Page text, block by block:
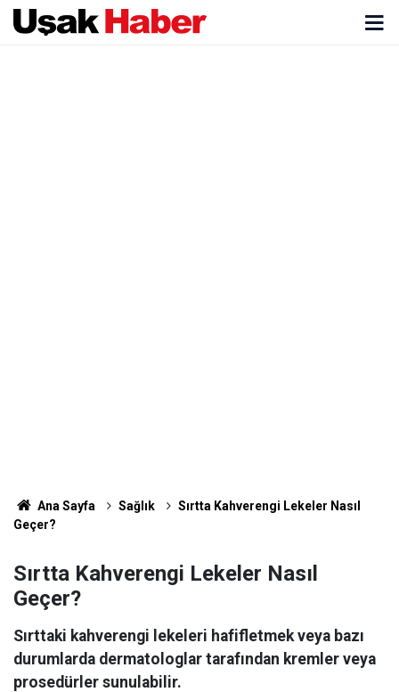
Ana Sayfa Sağlık
Sırtta Kahverengi Lekeler Nasıl
Geçer?
Sırtta Kahverengi Lekeler Nasıl
Geçer?
Sırttaki kahverengi lekeleri hafifletmek veya bazı
durumlarda dermatologlar tarafından kremler veya
prosedürler sunulabilir.